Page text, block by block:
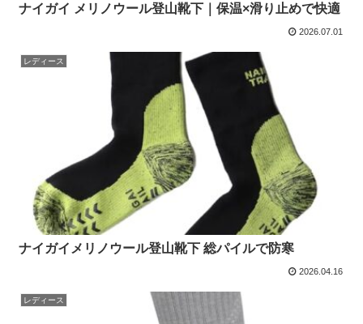
ナイガイ メリノウール登山靴下｜保温×滑り止めで快適
2026.07.01
レディース
ナイガイメリノウール登山靴下 総パイルで防寒
2026.04.16
レディース